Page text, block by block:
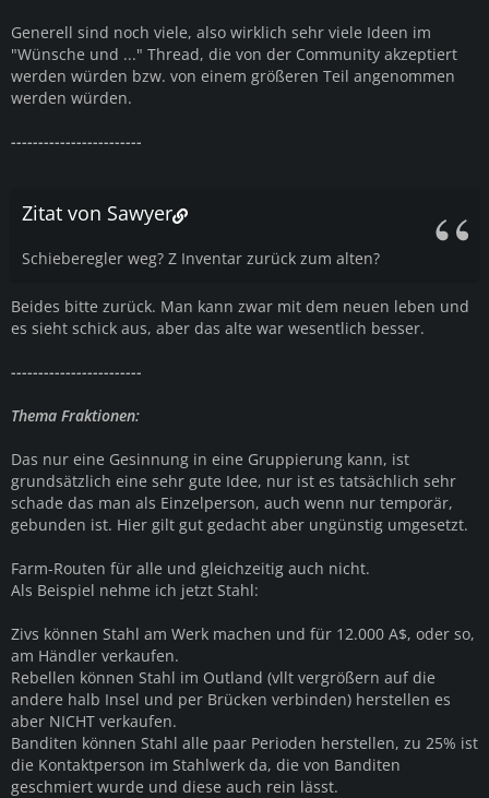
Generell sind noch viele, also wirklich sehr viele Ideen im
"Wünsche und ..." Thread, die von der Community akzeptiert
werden würden bzw. von einem größeren Teil angenommen
werden würden.
------------------------
Zitat von Sawyer
Schieberegler weg? Z Inventar zurück zum alten?
Beides bitte zurück. Man kann zwar mit dem neuen leben und
es sieht schick aus, aber das alte war wesentlich besser.
------------------------
Thema Fraktionen:
Das nur eine Gesinnung in eine Gruppierung kann, ist
grundsätzlich eine sehr gute Idee, nur ist es tatsächlich sehr
schade das man als Einzelperson, auch wenn nur temporär,
gebunden ist. Hier gilt gut gedacht aber ungünstig umgesetzt.
Farm-Routen für alle und gleichzeitig auch nicht.
Als Beispiel nehme ich jetzt Stahl:
Zivs können Stahl am Werk machen und für 12.000 A$, oder so,
am Händler verkaufen.
Rebellen können Stahl im Outland (vllt vergrößern auf die
andere halb Insel und per Brücken verbinden) herstellen es
aber NICHT verkaufen.
Banditen können Stahl alle paar Perioden herstellen, zu 25% ist
die Kontaktperson im Stahlwerk da, die von Banditen
geschmiert wurde und diese auch rein lässt.